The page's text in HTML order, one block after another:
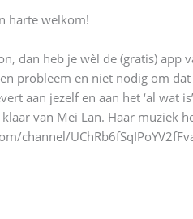
harte welkom!
dan heb je wèl de (gratis) app
probleem en niet nodig om
aan jezelf en aan het ‘al wat
van Mei Lan. Haar muziek
channel/